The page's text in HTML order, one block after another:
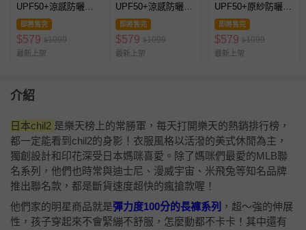
UPF50+涼感防曬連
帽外套-粉色
即將售完
$579 $1099
最新上架
UPF50+涼感防曬連
帽外套-黃色
即將售完
$579 $1099
最新上架
UPF50+原紗防曬外
套-藍色
即將售完
$579 $1099
最新上架
介紹
日本chil2 是樂天榜上的常勝軍，每天打開樂天的熱銷排行榜，
都一定能看到chil2的身影！衣服風格以活潑的美式休閒為主，
獨創設計和印花深受日本媽咪喜愛。除了媽咪們最愛的MLB聯
名系列，他們也時常與迪士尼、漫威宇宙、米飛兔等知名品牌
推出聯名款，都是斷貨速度超快的瘋搶款喔！
他們家的明星商品就是彈力度100分的長褲系列 ，超～強的伸展
性，孩子穿起來不會緊繃不舒服，怎麼動都不卡卡！其中還有